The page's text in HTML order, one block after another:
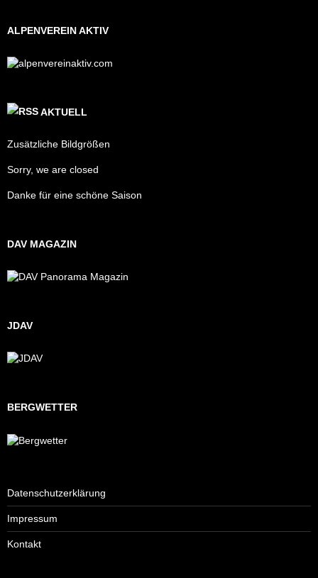
ALPENVEREIN AKTIV
AKTUELL
Zusätzliche Bildgrößen
Sorry, we are closed
Danke für eine schöne Saison
DAV MAGAZIN
JDAV
BERGWETTER
Datenschutzerklärung
Impressum
Kontakt